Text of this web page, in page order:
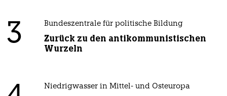
3 Bundeszentrale für politische Bildung
Zurück zu den antikommunistischen
Wurzeln
Niedrigwasser in Mittel- und Osteuropa